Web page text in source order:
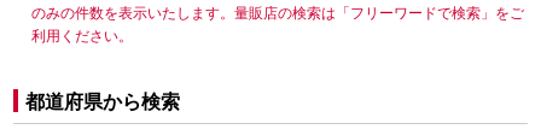
のみの件数を表示いたします。量販店の検索は「フリーワードで検索」をご
利用ください。
都道府県から検索